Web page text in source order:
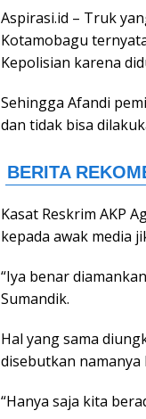
Aspirasi.id – Truk
Kotamobagu
Kepolisian karena
Sehingga Afandi
dan tidak bisa
Kasat Reskrim AKP
kepada awak media
“Iya benar
Sumandik.
Hal yang sama
disebutkan namanya
“Hanya saja kita